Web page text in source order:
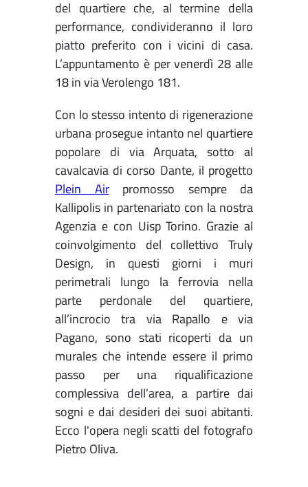
del quartiere che, al termine della
performance, condivideranno il loro
piatto preferito con i vicini di casa.
L’appuntamento è per venerdì 28 alle
18 in via Verolengo 181.
Con lo stesso intento di rigenerazione
urbana prosegue intanto nel quartiere
popolare di via Arquata, sotto al
cavalcavia di corso Dante, il progetto
Plein Airpromosso sempre da
Kallipolis in partenariato con la nostra
Agenzia e con Uisp Torino. Grazie al
coinvolgimento del collettivo Truly
Design, in questi giorni i muri
perimetrali lungo la ferrovia nella
parte perdonale del quartiere,
all’incrocio tra via Rapallo e via
Pagano, sono stati ricoperti da un
murales che intende essere il primo
passo per una riqualificazione
complessiva dell’area, a partire dai
sogni e dai desideri dei suoi abitanti.
Ecco l'opera negli scatti del fotografo
Pietro Oliva.